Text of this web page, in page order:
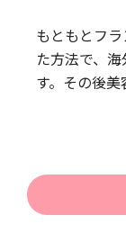
もともとフ
た方法で、
す。その後美